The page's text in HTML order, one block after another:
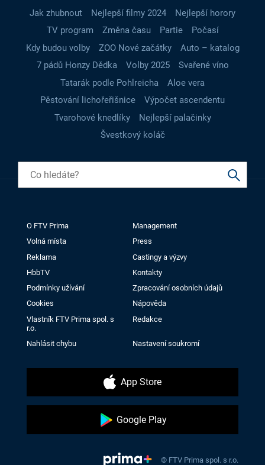
Jak zhubnout Nejlepší filmy 2024
Nejlepší horory
TV program
Změna času Partie
Počasí
Kdy budou volby
ZOO Nové začátky
Auto – katalog
7 pádů Honzy Dědka
Volby 2025
Svařené víno
Tatarák podle Pohlreicha
Aloe vera
Pěstování lichořeřišnice
Výpočet ascendentu
Tvarohové knedlíky
Nejlepší palačinky
Švestkový koláč
O FTV Prima
Management
Volná místa
Press
Reklama
Castingy a výzvy
HbbTV
Kontakty
Podmínky užívání
Zpracování osobních údajů
Cookies
Nápověda
Vlastník FTV Prima spol. s
r.o.
Redakce
Nahlásit chybu Nastavení soukromí
App Store
Google Play
© FTV Prima spol. s r.o.